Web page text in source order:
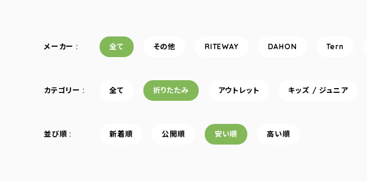
メーカー 全て その他 RITEWAY DAHON Tern
カテゴリー 全て 折りたたみ アウトレット キッズ / ジュニア
並び順 新着順 公開順 安い順 高い順